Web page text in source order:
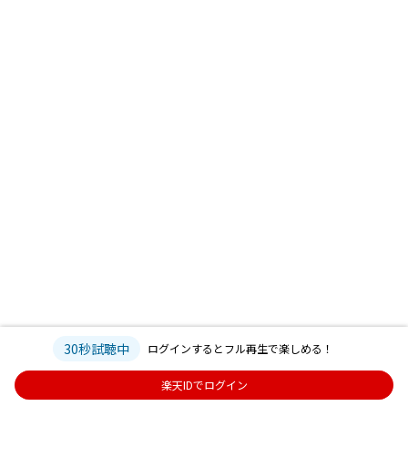
30秒試聴中 ログインするとフル再生で楽しめる！
楽天IDでログイン